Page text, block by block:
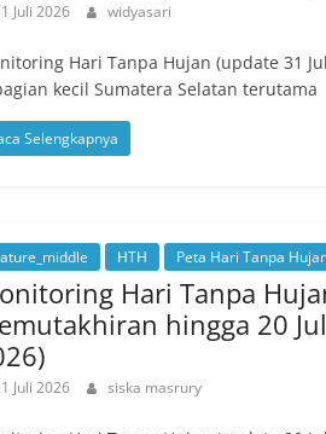
Juli 2026 widyasari
Hari Tanpa Hujan (update 31
kecil Sumatera Selatan terutama
Selengkapnya
HTH Peta Hari Tanpa
Hari Tanpa
hingga 20
Juli 2026 siska masrury